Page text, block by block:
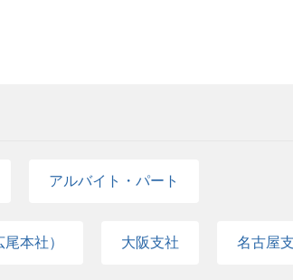
「現場オペレーションの再構築・標準化」や「メ
期の組織マネジメントスキル： 多様な価値観や年
エンゲージメントを高めるチェンジマネジメント
家事代行）サービス」チームの本格立ち上げが決
、今回の新設チームが一つにまとめあげ、ワンラ
アルバイト・パート
本社） 大阪支社 名古屋